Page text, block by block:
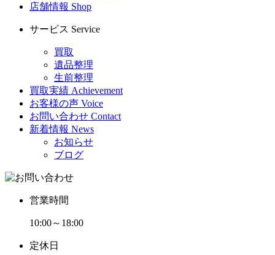
店舗情報 Shop
サービス Service
買取
遺品整理
生前整理
買取実績 Achievement
お客様の声 Voice
お問い合わせ Contact
新着情報 News
お知らせ
ブログ
営業時間
10:00～18:00
定休日